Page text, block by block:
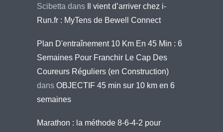
Scibetta dans
Il vient d’arriver chez i-
Run.fr : MyTens de Bewell Connect
Plan D'entraînement 10 Km En 45 Min : 6
Semaines Pour Franchir Le Cap Des
Coureurs Réguliers (en Construction)
dans OBJECTIF 45 min sur 10 km en 6
semaines
Marathon : la méthode 8-6-4-2 pour